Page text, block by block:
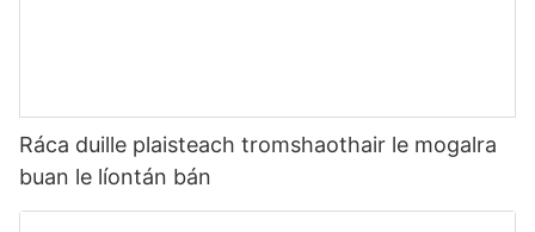
Ráca duille plaisteach tromshaothair le mogalra
buan le líontán bán